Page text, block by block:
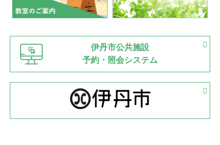
市内総合体育大会が開始
緑ケ丘体育館 猪名川運動広場
古池運動広場
2022.06.12
県知事杯争奪バレーボール大会が開催
緑ケ丘体育館
2022.05.05
体育協会長杯 バドミントン競技の部
2022.05.22
伊丹市公共施設
予約・照会システム